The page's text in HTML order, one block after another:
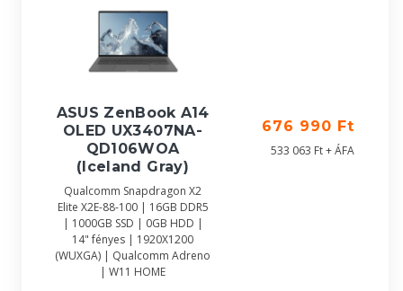
ASUS ZenBook A14
OLED UX3407NA-
QD106WOA
(Iceland Gray)
Qualcomm Snapdragon X2
Elite X2E-88-100 | 16GB DDR5
| 1000GB SSD | 0GB HDD |
14" fényes | 1920X1200
(WUXGA) | Qualcomm Adreno
| W11 HOME
676 990 Ft
533 063 Ft + ÁFA